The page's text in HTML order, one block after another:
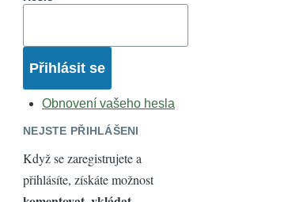
Obnovení vašeho hesla
NEJSTE PŘIHLÁŠENI
Když se zaregistrujete a
přihlásíte, získáte možnost